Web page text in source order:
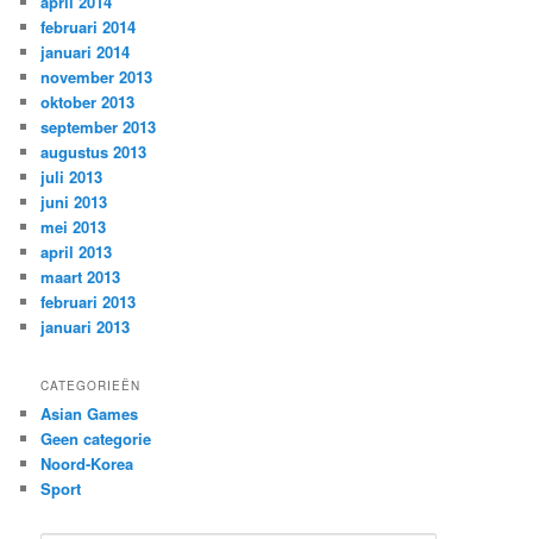
februari 2014
januari 2014
november 2013
oktober 2013
september 2013
augustus 2013
juli 2013
juni 2013
mei 2013
april 2013
maart 2013
februari 2013
januari 2013
CATEGORIEËN
Asian Games
Geen categorie
Noord-Korea
Sport